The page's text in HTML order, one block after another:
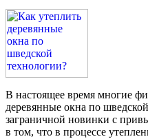
В настоящее время многие
деревянные окна по
заграничной новинки с
в том, что в процессе